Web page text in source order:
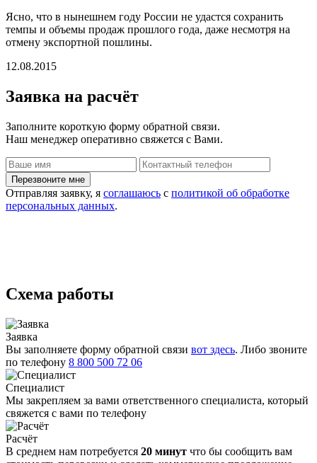
Ясно, что в нынешнем году России не удастся сохранить
темпы и объемы продаж прошлого года, даже несмотря на
отмену экспортной пошлины.
12.08.2015
Заявка на расчёт
Заполните короткую форму обратной связи.
Наш менеджер оперативно свяжется с Вами.
Отправляя заявку, я соглашаюсь с политикой об обработке
персональных данных.
Схема работы
Заявка
Вы заполняете форму обратной связи вот здесь. Либо звоните
по телефону 8 800 500 72 06
Специалист
Мы закрепляем за вами ответственного специалиста, который
свяжется с вами по телефону
Расчёт
В среднем нам потребуется 20 минут что бы сообщить вам